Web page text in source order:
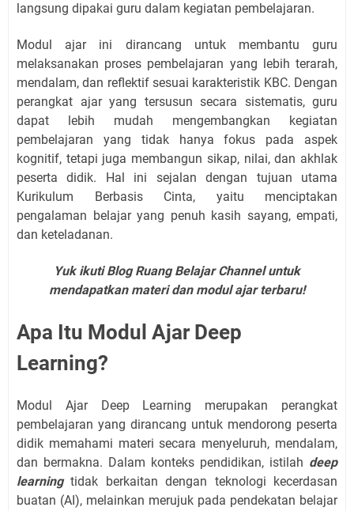
langsung dipakai guru dalam kegiatan pembelajaran.
Modul ajar ini dirancang untuk membantu guru
melaksanakan proses pembelajaran yang lebih terarah,
mendalam, dan reflektif sesuai karakteristik KBC. Dengan
perangkat ajar yang tersusun secara sistematis, guru
dapat lebih mudah mengembangkan kegiatan
pembelajaran yang tidak hanya fokus pada aspek
kognitif, tetapi juga membangun sikap, nilai, dan akhlak
peserta didik. Hal ini sejalan dengan tujuan utama
Kurikulum Berbasis Cinta, yaitu menciptakan
pengalaman belajar yang penuh kasih sayang, empati,
dan keteladanan.
Yuk ikuti Blog Ruang Belajar Channel untuk
mendapatkan materi dan modul ajar terbaru!
Apa Itu Modul Ajar Deep
Learning?
Modul Ajar Deep Learning merupakan perangkat
pembelajaran yang dirancang untuk mendorong peserta
didik memahami materi secara menyeluruh, mendalam,
dan bermakna. Dalam konteks pendidikan, istilah deep
learningtidak berkaitan dengan teknologi kecerdasan
buatan (AI), melainkan merujuk pada pendekatan belajar